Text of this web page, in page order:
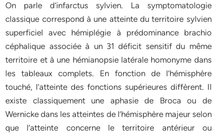
On parle d’infarctus sylvien. La symptomatologie
classique correspond à une atteinte du territoire sylvien
superficiel avec hémiplégie à prédominance brachio
céphalique associée à un 31 déficit sensitif du même
territoire et à une hémianopsie latérale homonyme dans
les tableaux complets. En fonction de l’hémisphère
touché, l’atteinte des fonctions supérieures diffèrent. Il
existe classiquement une aphasie de Broca ou de
Wernicke dans les atteintes de l’hémisphère majeur selon
que l’atteinte concerne le territoire antérieur ou